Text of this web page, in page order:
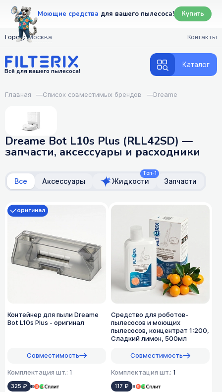
Моющие средства для вашего пылесоса! Купить
Город: Москва Контакты
Всё для вашего пылесоса!
Каталог
Главная —Список совместимых брендов —Dreame
Dreame Bot L10s Plus (RLL42SD) —
запчасти, аксессуары и расходники
Все Аксессуары
Топ-1
Жидкости Запчасти
Контейнер для пыли Dreame
Bot L10s Plus - оригинал
Совместимость
Комплектация шт.: 1
325 ₽ в
оригинал
Средство для роботов-
пылесосов и моющих
пылесосов, концентрат 1:200,
Сладкий лимон, 500мл
Совместимость
Комплектация шт.: 1
117 ₽ в